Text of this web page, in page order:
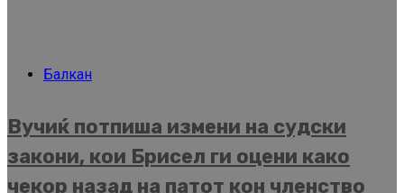
Балкан
Вучиќ потпиша измени на судски
закони, кои Брисел ги оцени како
чекор назад на патот кон членство